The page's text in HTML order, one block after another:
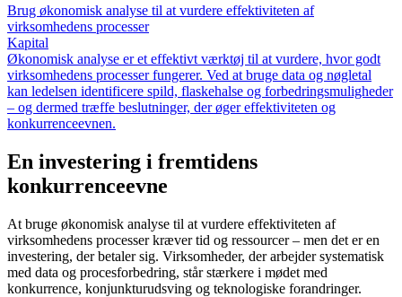
Brug økonomisk analyse til at vurdere effektiviteten af
virksomhedens processer
Kapital
Økonomisk analyse er et effektivt værktøj til at vurdere, hvor godt
virksomhedens processer fungerer. Ved at bruge data og nøgletal
kan ledelsen identificere spild, flaskehalse og forbedringsmuligheder
– og dermed træffe beslutninger, der øger effektiviteten og
konkurrenceevnen.
En investering i fremtidens
konkurrenceevne
At bruge økonomisk analyse til at vurdere effektiviteten af
virksomhedens processer kræver tid og ressourcer – men det er en
investering, der betaler sig. Virksomheder, der arbejder systematisk
med data og procesforbedring, står stærkere i mødet med
konkurrence, konjunkturudsving og teknologiske forandringer.